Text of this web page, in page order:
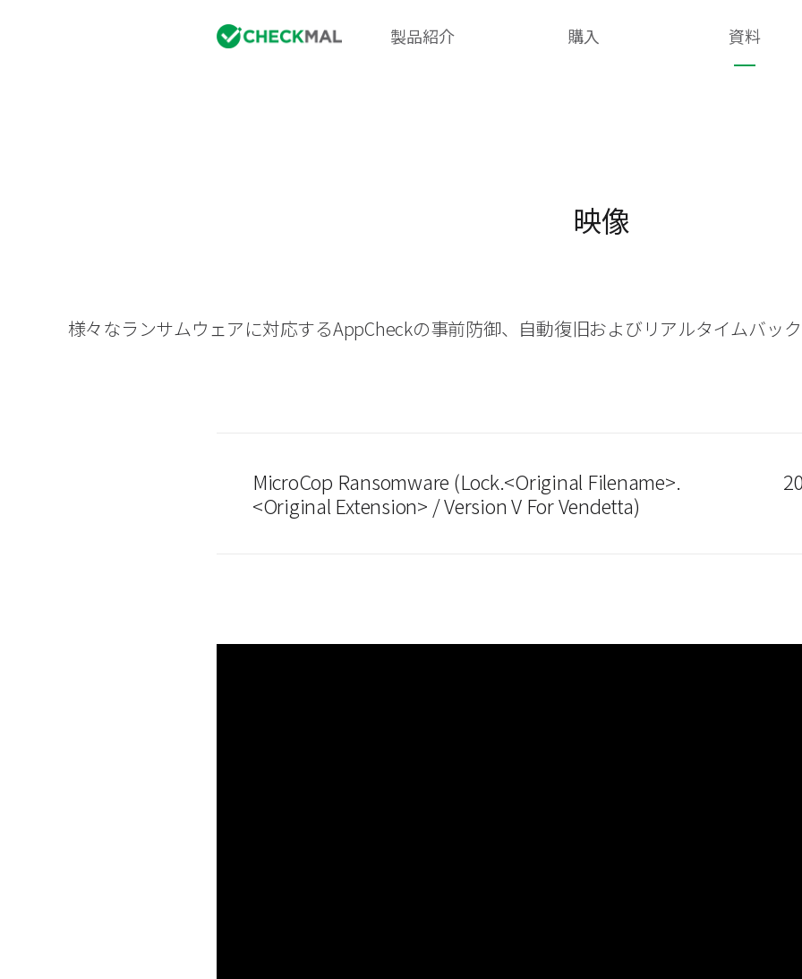
製品紹介 購入 資料
映像
様々なランサムウェアに対応するAppCheckの事前防御、自動復旧およびリアルタイムバッ
MicroCop Ransomware (Lock.<Original Filename>.
<Original Extension> / Version V For Vendetta)